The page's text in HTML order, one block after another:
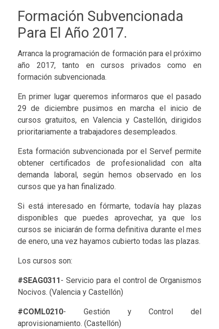
Formación Subvencionada
Para El Año 2017.
Arranca la programación de formación para el próximo
año 2017, tanto en cursos privados como en
formación subvencionada.
En primer lugar queremos informaros que el pasado
29 de diciembre pusimos en marcha el inicio de
cursos gratuitos, en Valencia y Castellón, dirigidos
prioritariamente a trabajadores desempleados.
Esta formación subvencionada por el Servef permite
obtener certificados de profesionalidad con alta
demanda laboral, según hemos observado en los
cursos que ya han finalizado.
Si está interesado en fórmarte, todavía hay plazas
disponibles que puedes aprovechar, ya que los
cursos se iniciarán de forma definitiva durante el mes
de enero, una vez hayamos cubierto todas las plazas.
Los cursos son:
#SEAG0311 - Servicio para el control de Organismos
Nocivos. (Valencia y Castellón)
#COML0210- Gestión y Control del
aprovisionamiento. (Castellón)